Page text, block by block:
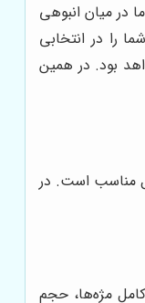
در میان انبوهی
را در انتخابی
بود. در همین
مناسب است. در
مژه‌ها، حجم